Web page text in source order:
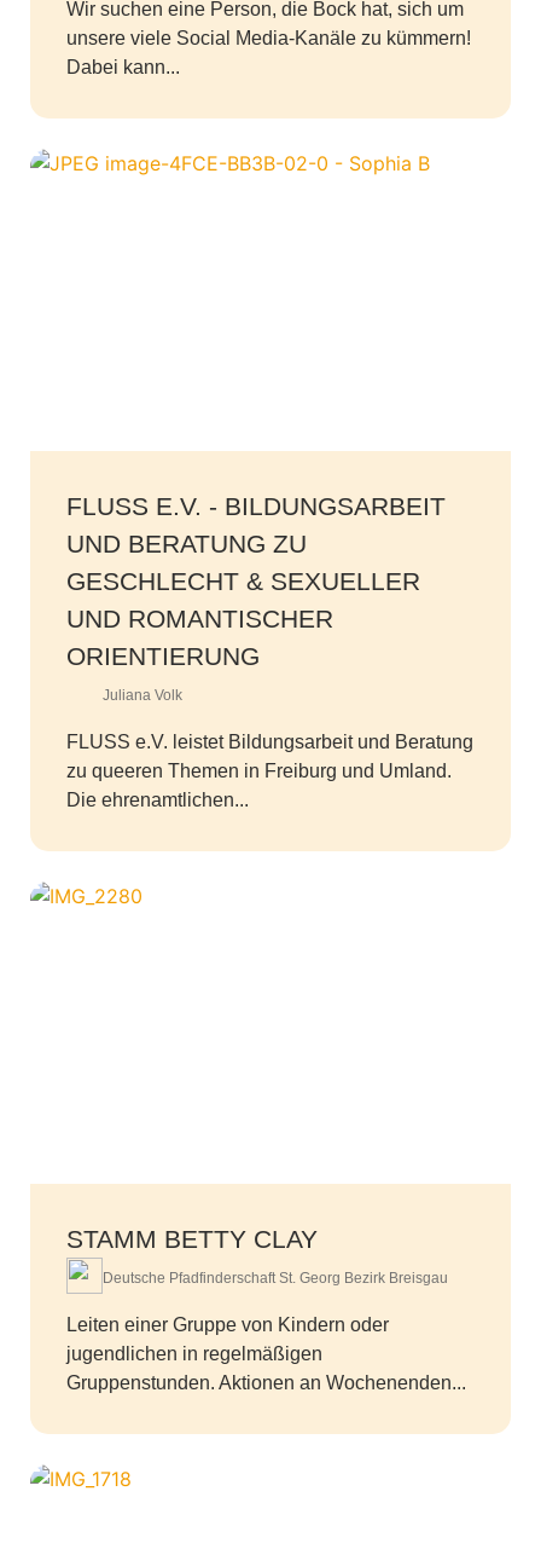
Wir suchen eine Person, die Bock hat, sich um
unsere viele Social Media-Kanäle zu kümmern!
Dabei kann...
FLUSS E.V. - BILDUNGSARBEIT
UND BERATUNG ZU
GESCHLECHT & SEXUELLER
UND ROMANTISCHER
ORIENTIERUNG
Juliana Volk
FLUSS e.V. leistet Bildungsarbeit und Beratung
zu queeren Themen in Freiburg und Umland.
Die ehrenamtlichen...
STAMM BETTY CLAY
Deutsche Pfadfinderschaft St. Georg Bezirk Breisgau
Leiten einer Gruppe von Kindern oder
jugendlichen in regelmäßigen
Gruppenstunden. Aktionen an Wochenenden...